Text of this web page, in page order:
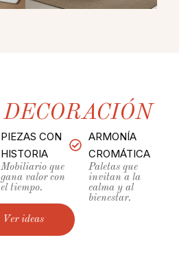
DECORACIÓN
PIEZAS CON
HISTORIA
Mobiliario que
gana valor con
el tiempo.
ARMONÍA
CROMÁTICA
Paletas que
invitan a la
calma y al
bienestar.
Ver ideas